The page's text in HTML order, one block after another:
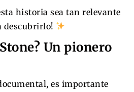
historia sea tan relevante
descubrirlo!
Un pionero
es importante